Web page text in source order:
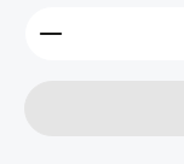
Produkt